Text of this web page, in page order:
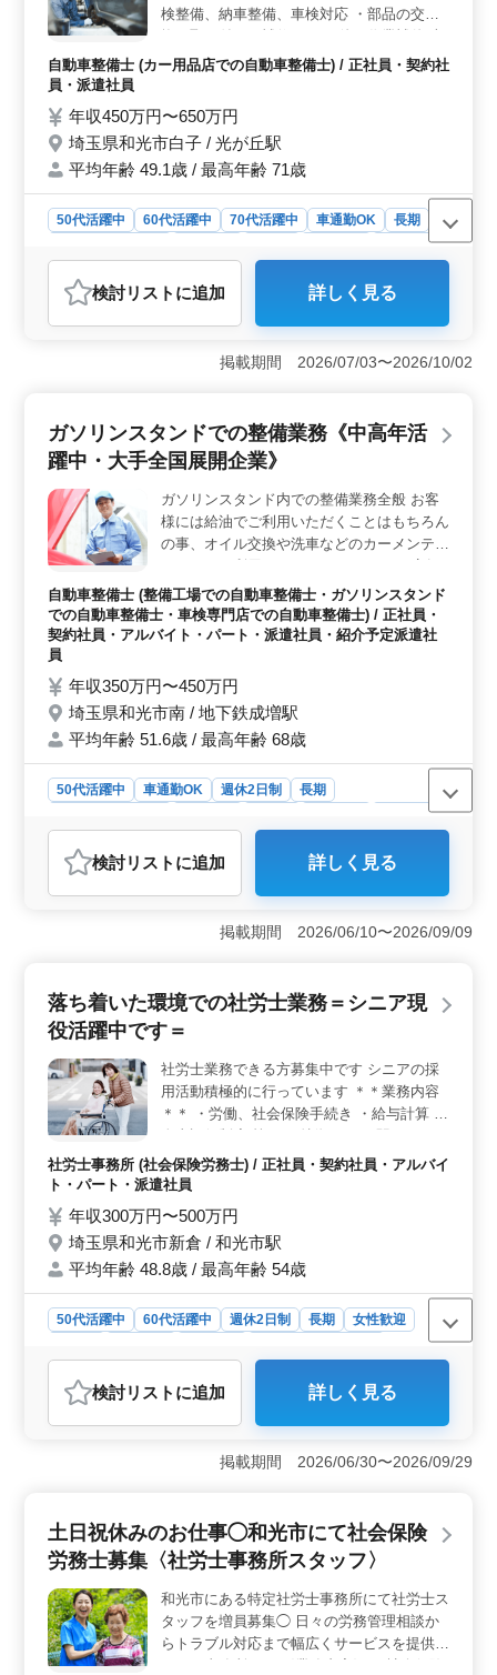
わたる業務を担当します。ブランクがあっても丁寧に指
導してもらえるので、安心して復職できます。50歳以上
のベテランスタッフが活躍中の職場で経験を活かしなが
ら新たなスキルも身につけられる環境です。
検整備、納車整備、車検対応 ・部品の交
種は乗用車などになります。 ＊マイカー通
テランメカニックとして培ってきた技術を活
かして働きませんか？
自動車整備士 (カー用品店での自動車整備士) / 正社員・契約社
員・派遣社員
年収450万円〜650万円
埼玉県和光市白子 / 光が丘駅
平均年齢 49.1歳 / 最高年齢 71歳
50代活躍中 60代活躍中 70代活躍中 車通勤OK
長期
派遣社員
おすすめポイント
＜給与・待遇の魅力＞ 賞与も支給されるため、安定し
た収入が見込めます。通勤手当も実費支給され、福利厚
生も充実しており、雇用・労災・健康・厚生年金が完備
で、残業もほとんどないため、ワークライフバランスが
非常に取りやすいです。シフト制の休日や火曜定休によ
イベートの時間もしっかり確保できます。 ＜スキル
を活かせる＞ 3級自動車整備士以上の資格があれば、整
備士経験は年数不問で挑戦可能です。定期点検や車検対
応、部品交換などの基本業務を中心に、今まで培ってき
た技術を活かしながら働けます。
検討リスト に追加 詳しく見る
掲載期間 2026/07/03〜2026/10/02
ガソリンスタンドでの整備業務《中高年活
躍中・大手全国展開企業》
ガソリンスタンド内での整備業務全般 お客
様には給油でご利用いただくことはもちろん
の事、オイル交換や洗車などのカーメンテナ
によっては車検専門店として整備工場を所有
している店舗もございます。 ・軽整備全般
・給油 ・オイル交換、洗車 資格者、経験者
スタッフ多数活躍中！！！ 中高年、ベテラ
ン層、ブランクある方のご応募もお待ちして
ます。
自動車整備士 (整備工場での自動車整備士・ガソリンスタンド
での自動車整備士・車検専門店での自動車整備士) / 正社員・
契約社員・アルバイト・パート・派遣社員・紹介予定派遣社
員
年収350万円〜450万円
埼玉県和光市南 / 地下鉄成増駅
平均年齢 51.6歳 / 最高年齢 68歳
50代活躍中 車通勤OK 週休2日制
長期
派遣社員
アルバイト・パート
おすすめポイント
＜業務内容と勤務条件＞ ガソリンスタンドでの整備業
務の募集です。お客様の車両に対する軽整備や給油、オ
イル交換、洗車などのカーメンテナンスを担当します。
豊富な方のご応募をお待ちしています。 ＜待遇と福
利厚生＞ 年収は350万円〜450万円で、通勤手当も支給
用保険・労災保険が提供されます。週5〜6日の勤務で、
月曜日から日曜日までのシフト制となっており、休日は
シフトによるものとなります。 ＜必要な経験と資格
＞ 必要な資格は2級自動車整備士と普通自動車免許で
す。自動車整備士の経験が必要になります。ご経験を活
かし新しいステージを築いてみませんか。お問い合わせ
お待ちしております。
検討リスト に追加 詳しく見る
掲載期間 2026/06/10〜2026/09/09
落ち着いた環境での社労士業務＝シニア現
役活躍中です＝
社労士業務できる方募集中です シニアの採
用活動積極的に行っています ＊＊業務内容
＊＊ ・労働、社会保険手続き ・給与計算 ・
社会保険完備 電車でのアクセス良好な社労
士事務所です まずはお気軽にお問合せくだ
社労士事務所 (社会保険労務士) / 正社員・契約社員・アルバイ
ト・パート・派遣社員
年収300万円〜500万円
埼玉県和光市新倉 / 和光市駅
平均年齢 48.8歳 / 最高年齢 54歳
50代活躍中 60代活躍中 週休2日制 長期
女性歓迎
おすすめポイント
＜シニア現役活躍中＞ この社労士事務所では経験豊富
なシニア世代も積極的に採用し、多様な年代の社員が活
躍しています。シニアの方々が持つ豊富な経験や知識を
着いた環境＞ 和光市駅に近く、電車でのアクセスが良
好なため通勤もストレスを感じることなく行えます。ま
る環境が整っています。周囲には緑も多く、落ち着いた
雰囲気の中で業務に集中できます。 ＜業務内容＞
労働や社会保険手続き、給与計算、人事評価制度など幅
広い業務に携わることができます。経験を活かしながら
検討リスト に追加 詳しく見る
掲載期間 2026/06/30〜2026/09/29
土日祝休みのお仕事◯和光市にて社会保険
労務士募集〈社労士事務所スタッフ〉
和光市にある特定社労士事務所にて社労士ス
タッフを増員募集◯ 日々の労務管理相談か
らトラブル対応まで幅広くサービスを提供し